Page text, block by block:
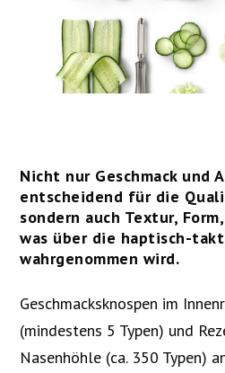
Nicht nur Geschmack und
entscheidend für die
sondern auch Textur,
was über die haptisch-
wahrgenommen wird.
Geschmacksknospen im
(mindestens 5 Typen) und
Nasenhöhle (ca. 350 Typen)